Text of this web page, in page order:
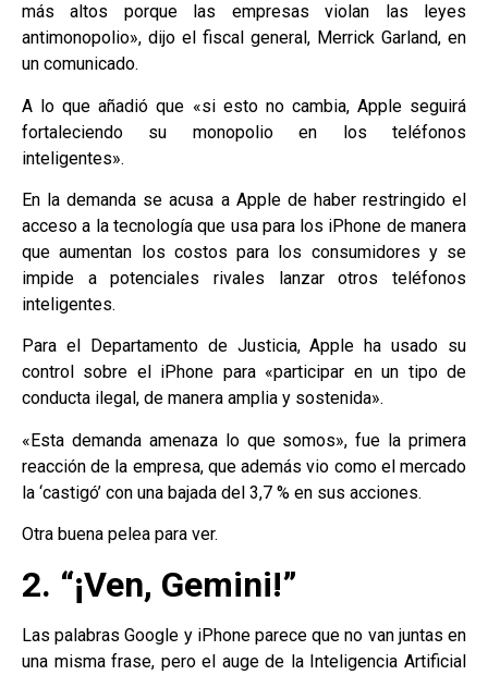
más altos porque las empresas violan las leyes
antimonopolio», dijo el fiscal general, Merrick Garland, en
un comunicado.
A lo que añadió que «si esto no cambia, Apple seguirá
fortaleciendo su monopolio en los teléfonos
inteligentes».
En la demanda se acusa a Apple de haber restringido el
acceso a la tecnología que usa para los iPhone de manera
que aumentan los costos para los consumidores y se
impide a potenciales rivales lanzar otros teléfonos
inteligentes.
Para el Departamento de Justicia, Apple ha usado su
control sobre el iPhone para «participar en un tipo de
conducta ilegal, de manera amplia y sostenida».
«Esta demanda amenaza lo que somos», fue la primera
reacción de la empresa, que además vio como el mercado
la ‘castigó’ con una bajada del 3,7 % en sus acciones.
Otra buena pelea para ver.
2. “¡Ven, Gemini!”
Las palabras Google y iPhone parece que no van juntas en
una misma frase, pero el auge de la Inteligencia Artificial